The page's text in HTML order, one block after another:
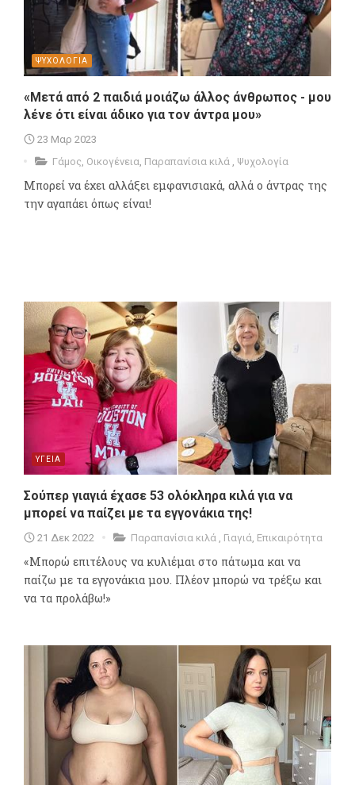
ΨΥΧΟΛΟΓΙΑ
«Μετά από 2 παιδιά μοιάζω άλλος άνθρωπος - μου
λένε ότι είναι άδικο για τον άντρα μου»
23 Μαρ 2023
Γάμος Οικογένεια Παραπανίσια κιλά Ψυχολογία
Μπορεί να έχει αλλάξει εμφανισιακά, αλλά ο άντρας της
την αγαπάει όπως είναι!
ΥΓΕΙΑ
Σούπερ γιαγιά έχασε 53 ολόκληρα κιλά για να
μπορεί να παίζει με τα εγγονάκια της!
21 Δεκ 2022 Παραπανίσια κιλά Γιαγιά Επικαιρότητα
«Μπορώ επιτέλους να κυλιέμαι στο πάτωμα και να
παίζω με τα εγγονάκια μου. Πλέον μπορώ να τρέξω και
να τα προλάβω!»